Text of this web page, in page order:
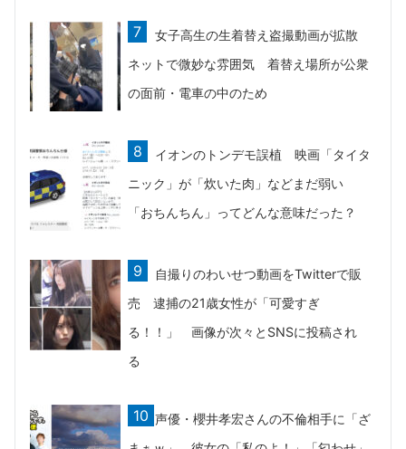
女子高生の生着替え盗撮動画が拡散
ネットで微妙な雰囲気 着替え場所が公衆
の面前・電車の中のため
イオンのトンデモ誤植 映画「タイタ
ニック」が「炊いた肉」などまだ弱い
「おちんちん」ってどんな意味だった？
自撮りのわいせつ動画をTwitterで販
売 逮捕の21歳女性が「可愛すぎ
る！！」 画像が次々とSNSに投稿され
る
声優・櫻井孝宏さんの不倫相手に「ざ